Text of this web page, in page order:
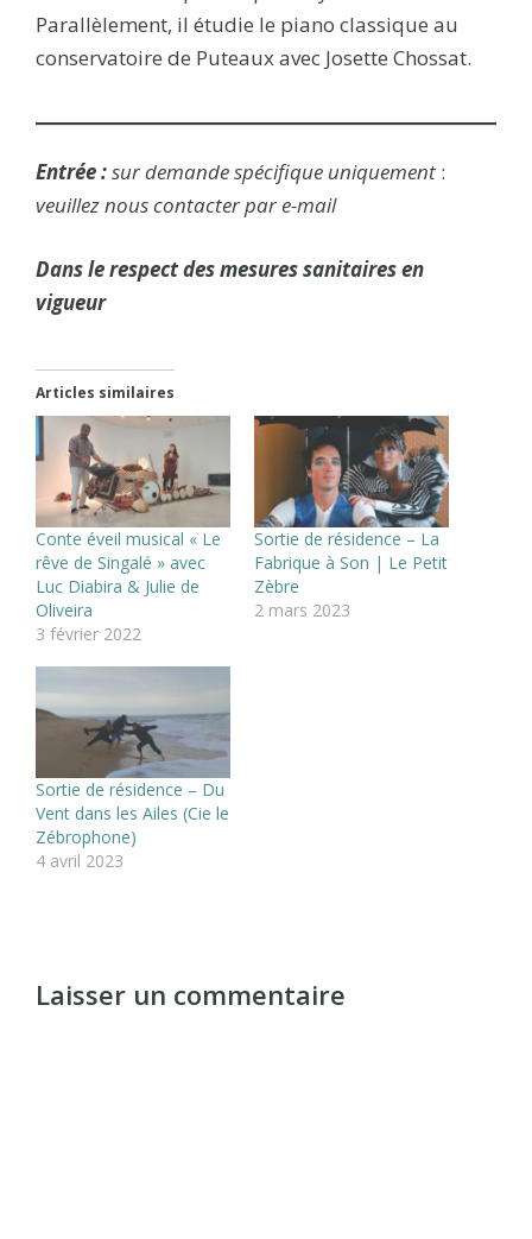
Parallèlement, il étudie le piano classique au
conservatoire de Puteaux avec Josette Chossat.
Entrée :sur demande spécifique uniquement :
veuillez nous contacter par e-mail
Dans le respect des mesures sanitaires en
vigueur
Articles similaires
Conte éveil musical « Le
rêve de Singalé » avec
Luc Diabira & Julie de
Oliveira
3 février 2022
Sortie de résidence – La
Fabrique à Son | Le Petit
Zèbre
2 mars 2023
Sortie de résidence – Du
Vent dans les Ailes (Cie le
Zébrophone)
4 avril 2023
Laisser un commentaire